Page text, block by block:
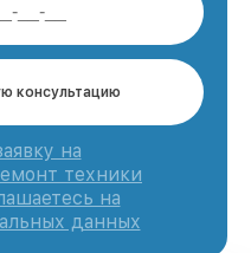
консультацию
на
техники
на
данных